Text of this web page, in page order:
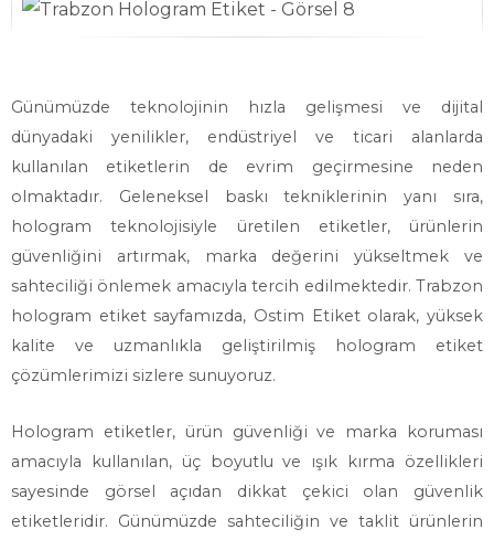
Günümüzde teknolojinin hızla gelişmesi ve dijital
dünyadaki yenilikler, endüstriyel ve ticari alanlarda
kullanılan etiketlerin de evrim geçirmesine neden
olmaktadır. Geleneksel baskı tekniklerinin yanı sıra,
hologram teknolojisiyle üretilen etiketler, ürünlerin
güvenliğini artırmak, marka değerini yükseltmek ve
sahteciliği önlemek amacıyla tercih edilmektedir. Trabzon
hologram etiket sayfamızda, Ostim Etiket olarak, yüksek
kalite ve uzmanlıkla geliştirilmiş hologram etiket
çözümlerimizi sizlere sunuyoruz.
Hologram etiketler, ürün güvenliği ve marka koruması
amacıyla kullanılan, üç boyutlu ve ışık kırma özellikleri
sayesinde görsel açıdan dikkat çekici olan güvenlik
etiketleridir. Günümüzde sahteciliğin ve taklit ürünlerin